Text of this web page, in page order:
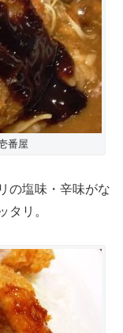
番屋
の塩味・辛味がな
タリ。